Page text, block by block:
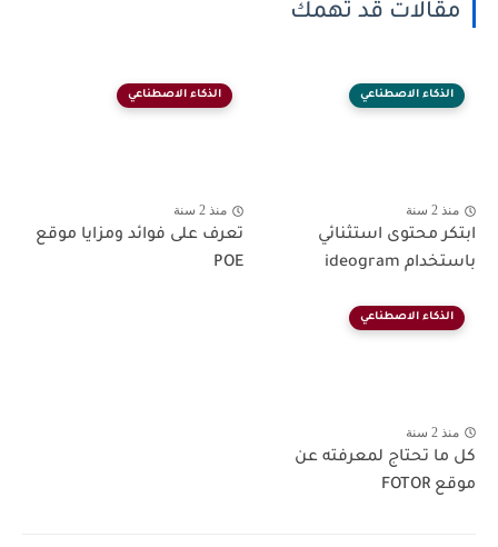
مقالات قد تهمك
الذكاء الاصطناعي
منذ 2 سنة
ابتكر محتوى استثنائي
باستخدام ideogram
الذكاء الاصطناعي
منذ 2 سنة
تعرف على فوائد ومزايا موقع
POE
الذكاء الاصطناعي
منذ 2 سنة
كل ما تحتاج لمعرفته عن
موقع FOTOR